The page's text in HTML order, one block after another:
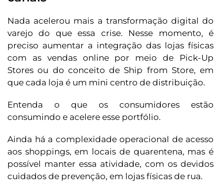
Nada acelerou mais a transformação digital do
varejo do que essa crise. Nesse momento, é
preciso aumentar a integração das lojas físicas
com as vendas online por meio de Pick-Up
Stores ou do conceito de Ship from Store, em
que cada loja é um mini centro de distribuição.
Entenda o que os consumidores estão
consumindo e acelere esse portfólio.
Ainda há a complexidade operacional de acesso
aos shoppings, em locais de quarentena, mas é
possível manter essa atividade, com os devidos
cuidados de prevenção, em lojas físicas de rua.